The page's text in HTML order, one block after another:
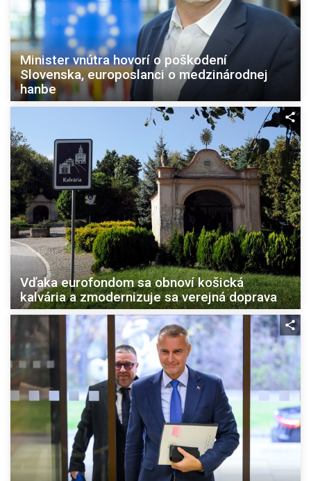
Minister vnútra hovorí o poškodení
Slovenska, europoslanci o medzinárodnej
hanbe
Vďaka eurofondom sa obnoví košická
kalvária a zmodernizuje sa verejná doprava